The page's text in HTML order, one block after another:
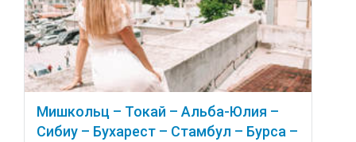
Мишкольц – Токай – Альба-Юлия –
Сибиу – Бухарест – Стамбул – Бурса –